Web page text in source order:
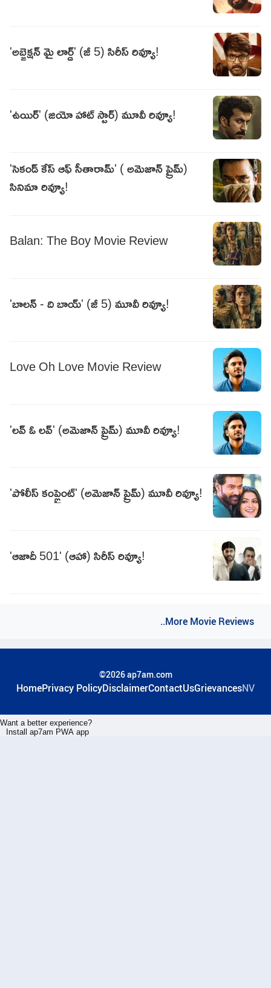
'అబ్జెక్షన్ మై లార్డ్' (జీ 5) సిరీస్ రివ్యూ!
'ఉయిర్' (జియో హాట్ స్టార్) మూవీ రివ్యూ!
'సెకండ్ కేస్ ఆఫ్ సీతారామ్' ( అమెజాన్ ప్రైమ్)
సినిమా రివ్యూ!
Balan: The Boy Movie Review
'బాలన్ - ది బాయ్' (జీ 5) మూవీ రివ్యూ!
Love Oh Love Movie Review
'లవ్ ఓ లవ్' (అమెజాన్ ప్రైమ్) మూవీ రివ్యూ!
'పోలీస్ కంప్లైంట్' (అమెజాన్ ప్రైమ్) మూవీ రివ్యూ!
'ఆజాదీ 501' (ఆహా) సిరీస్ రివ్యూ!
..More Movie Reviews
©2026 ap7am.com
HomePrivacy PolicyDisclaimerContactUsGrievancesNV
Want a better experience?
Install ap7am PWA app